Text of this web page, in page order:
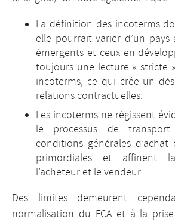
La définition des incoterms
elle pourrait varier d’un pays
émergents et ceux en
toujours une lecture « stricte
incoterms, ce qui crée un
relations contractuelles.
Les incoterms ne régissent
le processus de
conditions générales
primordiales et affinent
l’acheteur et le vendeur.
Des limites demeurent
normalisation du FCA et à la